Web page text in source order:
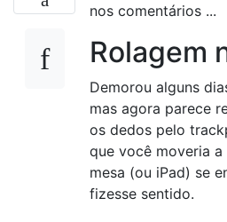
nos comentários ...
Rolagem
Demorou alguns
mas agora parece
os dedos pelo
que você moveria
mesa (ou iPad) se
fizesse sentido.